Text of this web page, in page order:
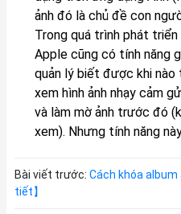
ảnh đó là chủ đề con
Trong quá trình phát
Apple cũng có tính năng
quản lý biết được khi
xem hình ảnh nhạy cảm
và làm mờ ảnh trước đó
xem). Nhưng tính năng
Bài viết trước: Cách khóa
tiết】